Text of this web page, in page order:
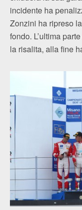
incidente ha
Zonzini ha ripreso
fondo. L’ultima
la risalita, alla fine